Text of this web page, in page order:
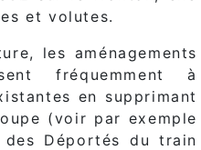
et volutes.
les aménagements
fréquemment à
en supprimant
(voir par exemple
Déportés du train